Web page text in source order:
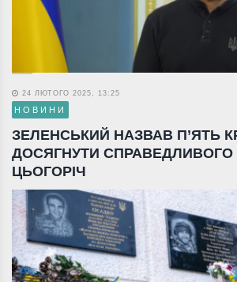
24 ЛЮТОГО 2025, 13:25
НОВИНИ
ЗЕЛЕНСЬКИЙ НАЗВАВ П’ЯТЬ
ДОСЯГНУТИ СПРАВЕДЛИВОГО
ЦЬОГОРІЧ